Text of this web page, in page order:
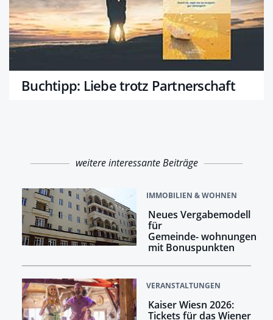
Buchtipp: Liebe trotz Partnerschaft
weitere interessante Beiträge
IMMOBILIEN & WOHNEN
Neues Vergabemodell
für
Gemeinde- wohnungen
mit Bonuspunkten
VERANSTALTUNGEN
Kaiser Wiesn 2026:
Tickets für das Wiener